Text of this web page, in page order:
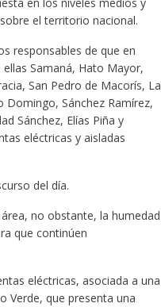
en los niveles medios y
el territorio nacional.
responsables de que en
Samaná, Hato Mayor,
San Pedro de Macorís, La
Domingo, Sánchez Ramírez,
Sánchez, Elías Piña y
eléctricas y aisladas
del día.
no obstante, la humedad
que continúen
eléctricas, asociada a una
Verde, que presenta una